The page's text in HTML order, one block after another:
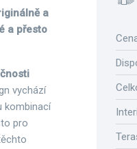
a
a přesto
vychází
kombinací
pro